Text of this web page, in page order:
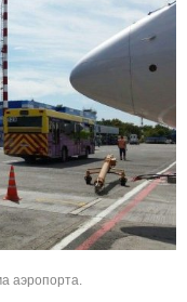
аэропорта.